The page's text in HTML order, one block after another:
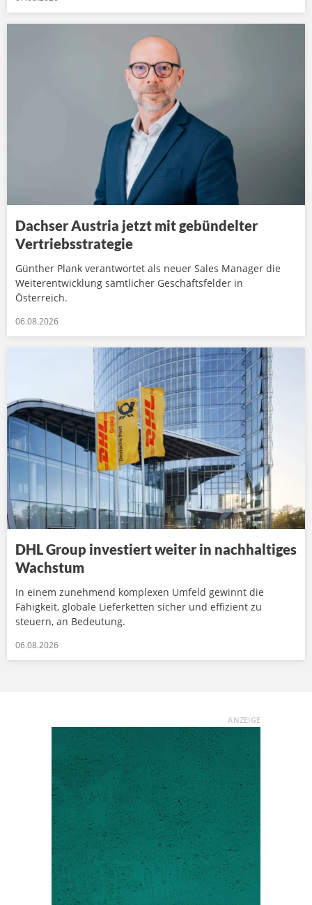
Dachser Austria jetzt mit gebündelter
Vertriebsstrategie
Günther Plank verantwortet als neuer Sales Manager die
Weiterentwicklung sämtlicher Geschäftsfelder in
Österreich.
06.08.2026
DHL Group investiert weiter in nachhaltiges
Wachstum
In einem zunehmend komplexen Umfeld gewinnt die
Fähigkeit, globale Lieferketten sicher und effizient zu
steuern, an Bedeutung.
06.08.2026
ANZEIGE